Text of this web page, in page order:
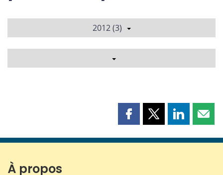
2012 (3)
Partager
page
Partager
page
Partager
page page
À propos